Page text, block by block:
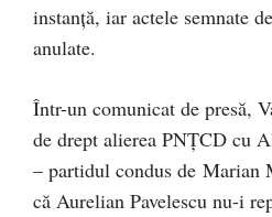
instanță, iar actele semnate
anulate.
Într-un comunicat de presă,
de drept alierea PNȚCD cu
– partidul condus de Marian
că Aurelian Pavelescu nu-i